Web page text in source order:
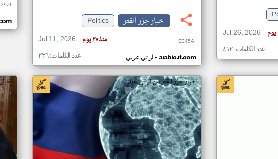
Jul 26, 2026
عدد الكلمات: ٤١٢
اخبار جزر القمر
Politics
Jul 11, 2026
منذ ٢٧ يوم EE45AI
ار تي عربي• arabic.rt.com عدد الكلمات: ٢٢٦
اخبار جزر القمر من ار تي عربي